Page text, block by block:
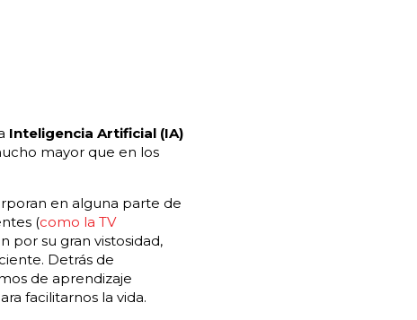
Inteligencia Artificial (IA)
mayor que en los
en alguna parte de
(como la TV
por su gran vistosidad,
Detrás de
de aprendizaje
facilitarnos la vida.